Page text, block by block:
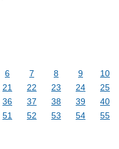
6 7 8 9
10
21 22 23 24
25
36 37 38 39
40
51 52 53 54
55